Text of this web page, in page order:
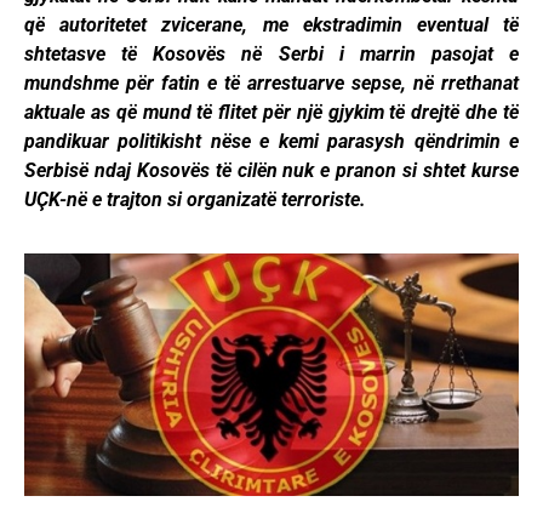
që autoritetet zvicerane, me ekstradimin eventual të
shtetasve të Kosovës në Serbi i marrin pasojat e
mundshme për fatin e të arrestuarve sepse, në rrethanat
aktuale as që mund të flitet për një gjykim të drejtë dhe të
pandikuar politikisht nëse e kemi parasysh qëndrimin e
Serbisë ndaj Kosovës të cilën nuk e pranon si shtet kurse
UÇK-në e trajton si organizatë terroriste.